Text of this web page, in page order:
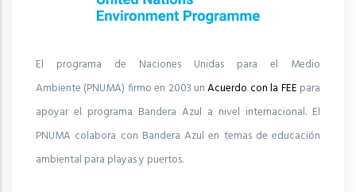
El programa de Naciones Unidas para el Medio
Ambiente (PNUMA) firmo en 2003 unAcuerdo con la FEE para
apoyar el programa Bandera Azul a nivel internacional. El
PNUMA colabora con Bandera Azul en temas de educación
ambiental para playas y puertos.